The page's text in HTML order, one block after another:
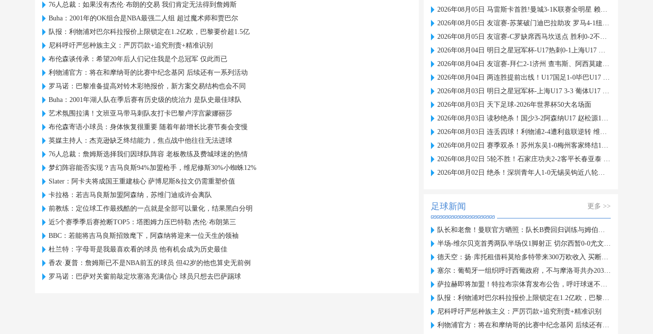
76人总裁：如果没有杰伦·布朗的交易 我们肯定无法得到詹姆斯
Buha：2001年的OK组合是NBA最强二人组 超过魔术师和贾巴尔
队报：利物浦对巴尔科拉报价上限锁定在1.2亿欧，巴黎要价超1.5亿
尼科呼吁严惩种族主义：严厉罚款+追究刑责+精准识别
布伦森谈传承：希望20年后人们记住我是个总冠军 仅此而已
利物浦官方：将在和摩纳哥的比赛中纪念基冈 后续还有一系列活动
罗马诺：巴黎准备提高对铃木彩艳报价，新方案交易结构也会不同
Buha：2001年湖人队在季后赛有历史级的统治力 是队史最佳球队
艺术氛围拉满！文班亚马带马刺队友打卡巴黎卢浮宫蒙娜丽莎
布伦森寄语小球员：身体恢复很重要 随着年龄增长比赛节奏会变慢
英媒主持人：杰克逊缺乏终结能力，焦点战中他往往无法进球
76人总裁：詹姆斯选择我们因球队阵容 老板教练及费城球迷的热情
梦幻阵容能否实现？吉马良斯94%加盟枪手，维尼修斯30%小蜘蛛12%
Slater：阿卡夫将成国王重建核心 萨博尼斯&拉文仍需重塑价值
卡拉格：若吉马良斯加盟阿森纳，苏维门迪或许会离队
前教练：定位球工作最残酷的一点就是全部可以量化，结果黑白分明
近5个赛季季后赛抢断TOP5：塔图姆力压巴特勒 杰伦·布朗第三
BBC：若能将吉马良斯招致麾下，阿森纳将迎来一位天生的领袖
杜兰特：字母哥是我最喜欢看的球员 他有机会成为历史最佳
香农·夏普：詹姆斯已不是NBA前五的球员 但42岁的他也算史无前例
罗马诺：巴萨对关窗前敲定坎塞洛充满信心 球员只想去巴萨踢球
2026年08月05日 马雷斯卡首胜!曼城3-1K联赛全明星 赖因德斯努里破门塞梅尼奥助攻
2026年08月05日 友谊赛-苏莱破门迪巴拉助攻 罗马4-1纽波特郡
2026年08月05日 友谊赛-C罗缺席西马坎送点 胜利0-2不敌阿尔梅里亚
2026年08月04日 明日之星冠军杯-U17热刺0-1上海U17 李文博制胜球
2026年08月04日 友谊赛-拜仁2-1济州 查韦斯、阿西莫建功马特乌斯彩虹过人送助攻
2026年08月04日 两连胜提前出线！U17国足1-0毕巴U17 程晟涵连场破门赵松源中楣
2026年08月03日 明日之星冠军杯-上海U17 3-3 葡体U17 梁锦鸿梅开二度
2026年08月03日 天下足球-2026年世界杯50大名场面
2026年08月03日 读秒绝杀！国少3-2阿森纳U17 赵松源1V4一条龙+造乌龙 程晟涵绝杀
2026年08月03日 连丢四球！利物浦2-4遭利兹联逆转 维尔茨钱伯斯破门凯尔凯兹失误
2026年08月02日 赛季双杀！苏州东吴1-0梅州客家终结11轮不胜 米尔扎提制胜球
2026年08月02日 5轮不胜！石家庄功夫2-2客平长春亚泰 康拉德谭龙卡米洛破门
2026年08月02日 绝杀！深圳青年人1-0无锡吴钩近八轮首胜 罗德里格绝杀诺贝尔失点
足球新闻 更多 >>
队长和老詹！曼联官方晒照：队长B费回归训练与姆伯莫拥抱
半场-维尔贝克首秀两队半场仅1脚射正 切尔西暂0-0尤文图斯
德天空：扬·库托租借科莫给多特带来300万欧收入 买断费2200万欧
塞尔：葡萄牙一组织呼吁西葡政府，不与摩洛哥共办2030年世界杯
萨拉赫即将加盟！特拉布宗体育发布公告，呼吁球迷不要太狂热
队报：利物浦对巴尔科拉报价上限锁定在1.2亿欧，巴黎要价超1.5亿
尼科呼吁严惩种族主义：严厉罚款+追究刑责+精准识别
利物浦官方：将在和摩纳哥的比赛中纪念基冈 后续还有一系列活动